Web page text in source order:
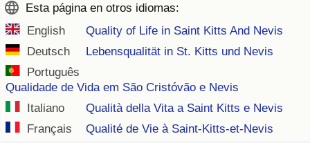
Esta página en otros idiomas:
English
Quality of Life in Saint Kitts And Nevis
Deutsch
Lebensqualität in St. Kitts und Nevis
Português
Qualidade de Vida em São Cristóvão e Nevis
Italiano
Qualità della Vita a Saint Kitts e Nevis
Français
Qualité de Vie à Saint-Kitts-et-Nevis
en aqaba
Delincuencia
Calificación del Índice de Criminalidad
(Actual)
Índice de Criminalidad